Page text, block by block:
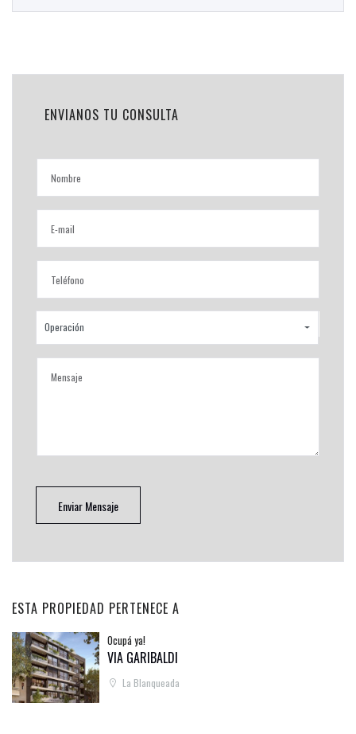
ENVIANOS TU CONSULTA
Operación
Enviar Mensaje
ESTA PROPIEDAD PERTENECE A
Ocupá ya!
VIA GARIBALDI
La Blanqueada